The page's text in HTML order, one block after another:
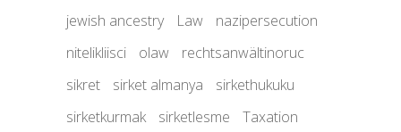
jewish ancestry
Law
nazipersecution
nitelikliisci
olaw
rechtsanwältinoruc
sikret
sirket almanya
sirkethukuku
sirketkurmak
sirketlesme
Taxation